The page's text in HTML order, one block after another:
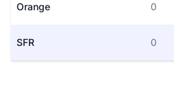
Orange 0
SFR 0